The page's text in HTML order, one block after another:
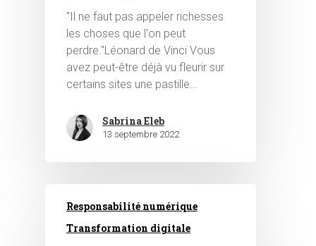
"Il ne faut pas appeler richesses
les choses que l'on peut
perdre."Léonard de Vinci Vous
avez peut-être déjà vu fleurir sur
certains sites une pastille…
Sabrina Eleb
13 septembre 2022
Responsabilité numérique
Transformation digitale